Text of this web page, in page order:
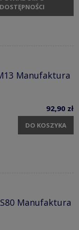
DOSTĘPNOŚCI
Manufaktura
92,90 zł
DO KOSZYKA
Manufaktura